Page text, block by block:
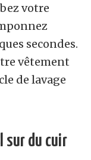
votre
secondes.
vêtement
de lavage
sur du cuir